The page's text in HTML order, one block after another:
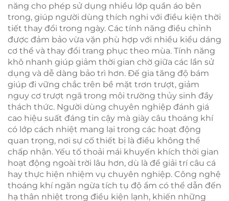
năng cho phép sử dụng nhiều lớp quần áo bên
trong, giúp người dùng thích nghi với điều kiện thời
tiết thay đổi trong ngày. Các tính năng điều chỉnh
được đảm bảo vừa vặn phù hợp với nhiều kiểu dáng
cơ thể và thay đổi trang phục theo mùa. Tính năng
khô nhanh giúp giảm thời gian chờ giữa các lần sử
dụng và dễ dàng bảo trì hơn. Đế gia tăng độ bám
giúp đi vững chắc trên bề mặt trơn trượt, giảm
nguy cơ trượt ngã trong môi trường thủy sinh đầy
thách thức. Người dùng chuyên nghiệp đánh giá
cao hiệu suất đáng tin cậy mà giày câu thoáng khí
có lớp cách nhiệt mang lại trong các hoạt động
quan trọng, nơi sự cố thiết bị là điều không thể
chấp nhận. Yếu tố thoải mái khuyến khích thời gian
hoạt động ngoài trời lâu hơn, dù là để giải trí câu cá
hay thực hiện nhiệm vụ chuyên nghiệp. Công nghệ
thoáng khí ngăn ngừa tích tụ độ ẩm có thể dẫn đến
hạ thân nhiệt trong điều kiện lạnh, khiến những